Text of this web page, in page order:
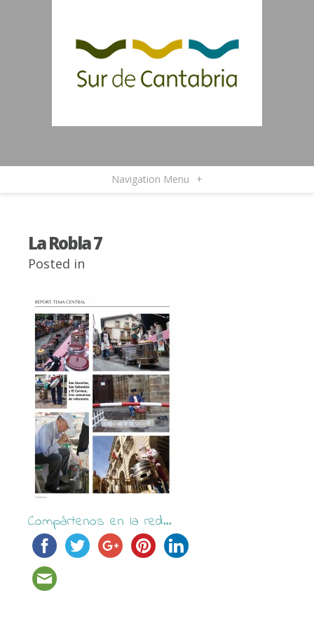
Navigation Menu +
La Robla 7
Posted in
Compártenos en la red...